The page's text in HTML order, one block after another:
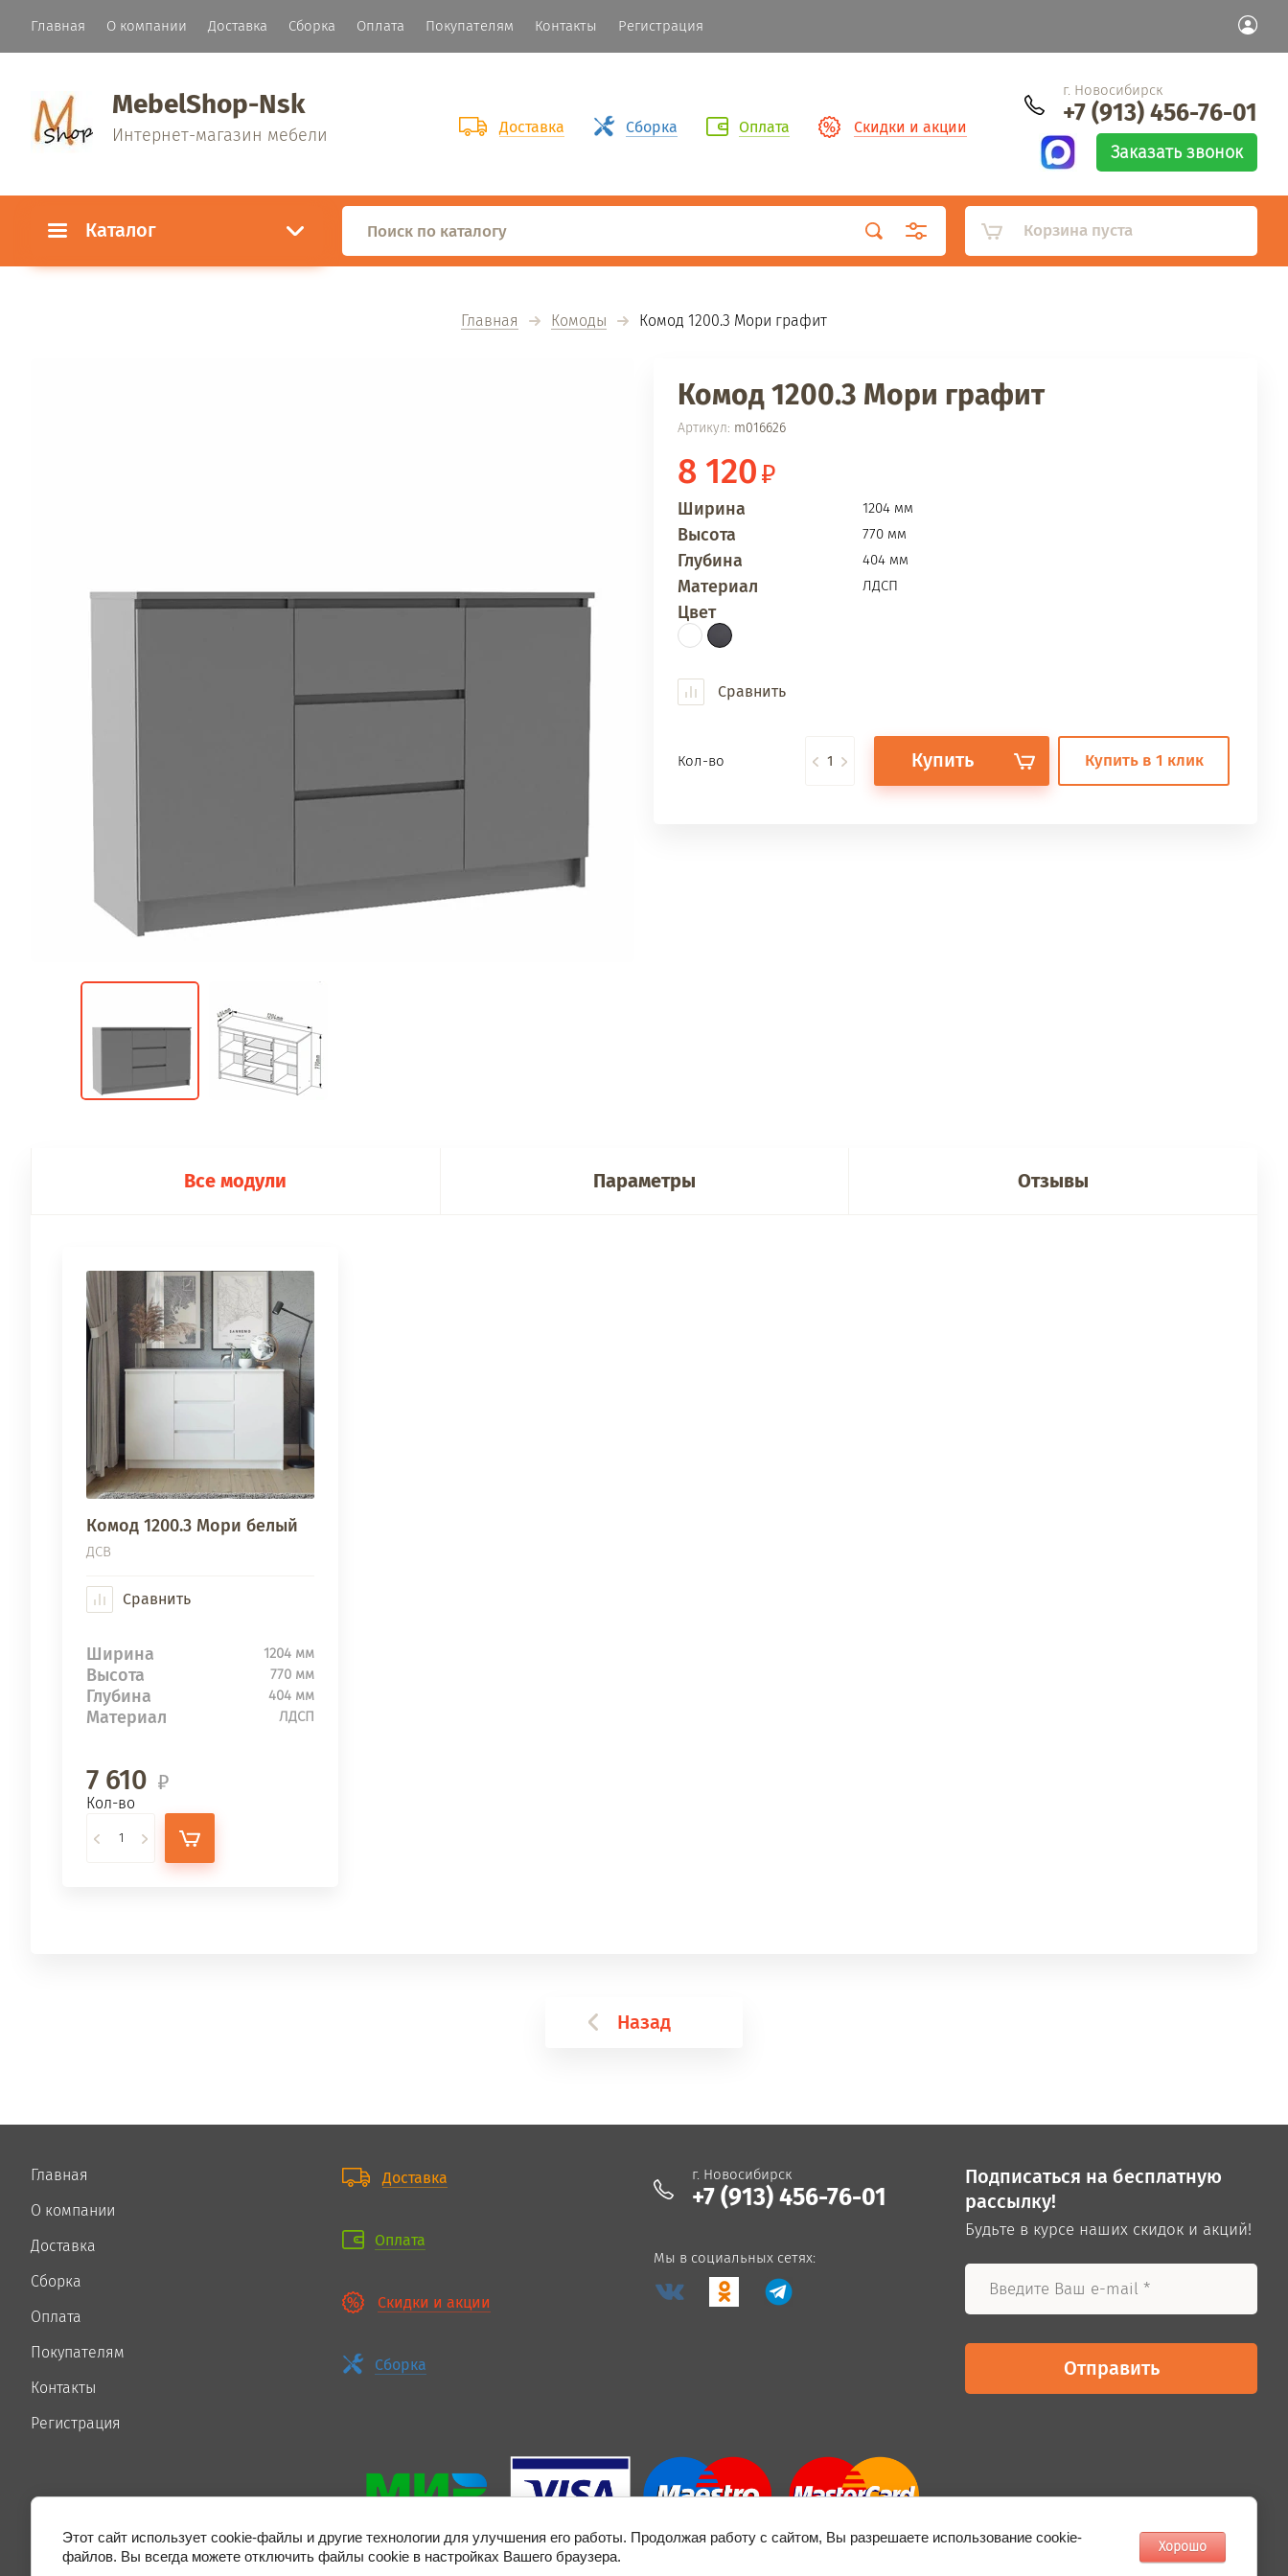
Главная О компании Доставка Сборка Оплата Покупателям Контакты Регистрация
MebelShop-Nsk
Интернет-магазин мебели Доставка Оплата Скидки и акции
Сборка
г. Новосибирск
+7 (913) 456-76-01
Заказать звонок
Каталог Корзина пуста
Главная Комоды
  Комод 1200.3 Мори графит
Комод 1200.3 Мори графит
Артикул: m016626
8 120
Ширина 1204 мм
Высота 770 мм
Глубина 404 мм
Материал ЛДСП
Цвет
Сравнить
Кол-во Купить Купить в 1 клик
Все модули Параметры Отзывы
Комод 1200.3 Мори белый
ДСВ
Сравнить
Ширина 1204 мм
Высота 770 мм
Глубина 404 мм
Материал ЛДСП
7 610
Кол-во
Назад
Главная
О компании
Доставка
Сборка
Оплата
Покупателям
Контакты
Регистрация
Доставка
Оплата
Скидки и акции
Сборка
г. Новосибирск
+7 (913) 456-76-01
Мы в социальных сетях:
Подписаться на бесплатную
рассылку!
Будьте в курсе наших скидок и акций!
Отправить
Этот сайт использует cookie-файлы и другие технологии для улучшения его работы. Продолжая работу с сайтом, Вы разрешаете использование cookie-
файлов. Вы всегда можете отключить файлы cookie в настройках Вашего браузера.
Хорошо